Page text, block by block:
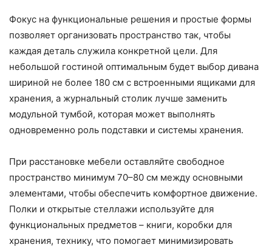
Фокус на функциональные решения и простые формы
позволяет организовать пространство так, чтобы
каждая деталь служила конкретной цели. Для
небольшой гостиной оптимальным будет выбор дивана
шириной не более 180 см с встроенными ящиками для
хранения, а журнальный столик лучше заменить
модульной тумбой, которая может выполнять
одновременно роль подставки и системы хранения.
При расстановке мебели оставляйте свободное
пространство минимум 70–80 см между основными
элементами, чтобы обеспечить комфортное движение.
Полки и открытые стеллажи используйте для
функциональных предметов – книги, коробки для
хранения, технику, что помогает минимизировать